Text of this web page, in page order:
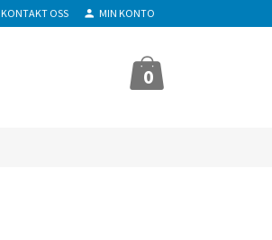
KONTAKT OSS MIN KONTO
0